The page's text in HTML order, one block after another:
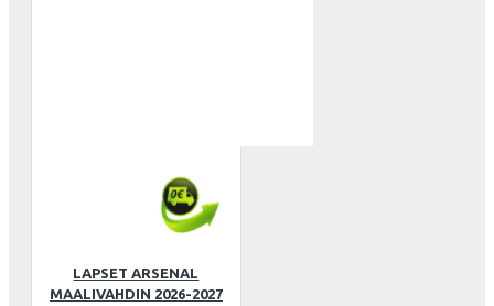
LAPSET ARSENAL
MAALIVAHDIN 2026-2027